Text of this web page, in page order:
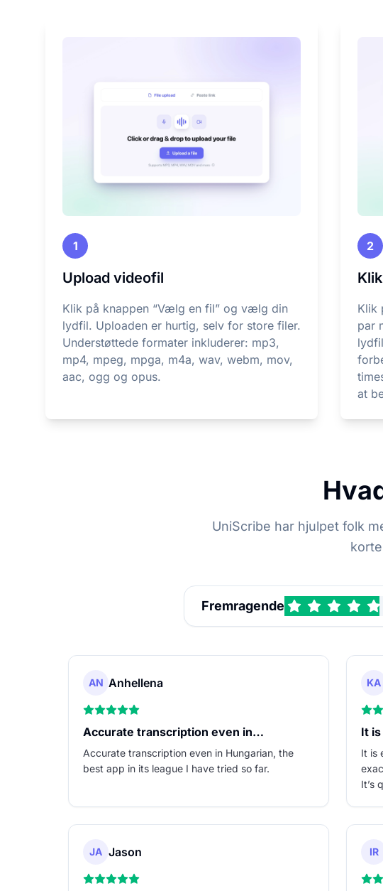
1
Upload videofil
Klik på knappen “Vælg en fil” og vælg din
lydfil. Uploaden er hurtig, selv for store filer.
Understøttede formater inkluderer: mp3,
mp4, mpeg, mpga, m4a, wav, webm, mov,
aac, ogg og opus.
2
Klik
par
at
UniScribe har hjulpet folk
Fremragende
AN Anhellena
Accurate transcription even in…
Accurate transcription even in Hungarian, the
best app in its league I have tried so far.
KA
It
It is
It’s
JA Jason IR